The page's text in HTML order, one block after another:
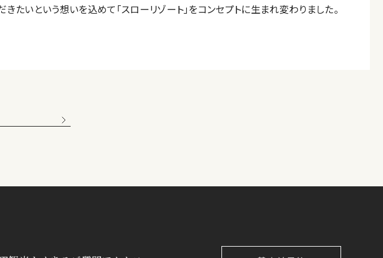
いという想いを込めて「スローリゾート」をコンセプトに生まれ変わりました。